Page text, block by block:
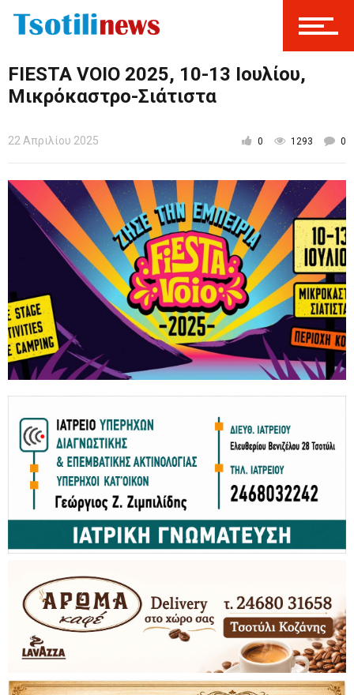
FIESTA VOIO 2025, 10-13 Ιουλίου,
Μικρόκαστρο-Σιάτιστα
22 Απριλίου 2025 0 1293 0